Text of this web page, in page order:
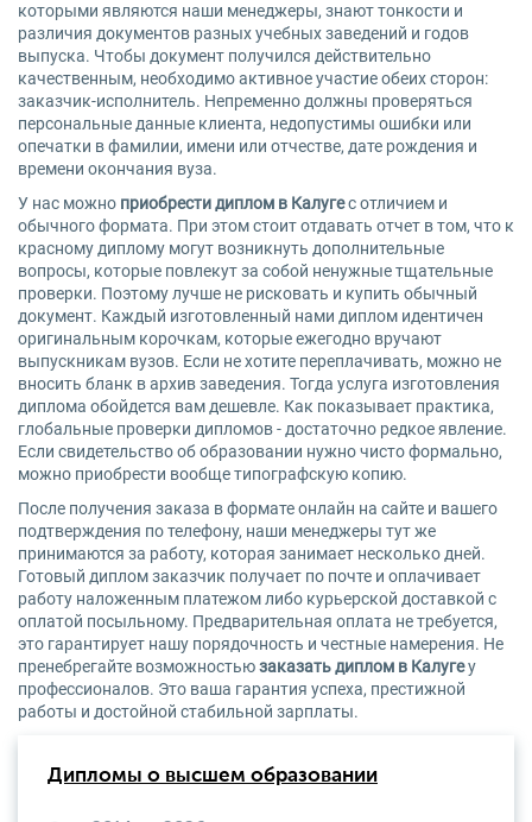
которыми являются наши менеджеры, знают тонкости и
различия документов разных учебных заведений и годов
выпуска. Чтобы документ получился действительно
качественным, необходимо активное участие обеих сторон:
заказчик-исполнитель. Непременно должны проверяться
персональные данные клиента, недопустимы ошибки или
опечатки в фамилии, имени или отчестве, дате рождения и
времени окончания вуза.
У нас можно приобрести диплом в Калугес отличием и
обычного формата. При этом стоит отдавать отчет в том, что к
красному диплому могут возникнуть дополнительные
вопросы, которые повлекут за собой ненужные тщательные
проверки. Поэтому лучше не рисковать и купить обычный
документ. Каждый изготовленный нами диплом идентичен
оригинальным корочкам, которые ежегодно вручают
выпускникам вузов. Если не хотите переплачивать, можно не
вносить бланк в архив заведения. Тогда услуга изготовления
диплома обойдется вам дешевле. Как показывает практика,
глобальные проверки дипломов - достаточно редкое явление.
Если свидетельство об образовании нужно чисто формально,
можно приобрести вообще типографскую копию.
После получения заказа в формате онлайн на сайте и вашего
подтверждения по телефону, наши менеджеры тут же
принимаются за работу, которая занимает несколько дней.
Готовый диплом заказчик получает по почте и оплачивает
работу наложенным платежом либо курьерской доставкой с
оплатой посыльному. Предварительная оплата не требуется,
это гарантирует нашу порядочность и честные намерения. Не
пренебрегайте возможностьюзаказать диплом в Калугеу
профессионалов. Это ваша гарантия успеха, престижной
работы и достойной стабильной зарплаты.
Дипломы о высшем образовании